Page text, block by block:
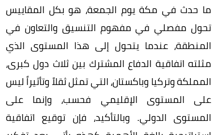
ما حدث في مكة يوم الجمعة، هو بكل المقاييس
تحول مفصلي في مفهوم التنسيق والتعاون في
المنطقة، عندما يتحول إلى هذا المستوى الذي
مثلته اتفاقية الدفاع المشترك بين ثلاث دول كبرى،
المملكة وتركيا وباكستان، التي تمثل ثقلاً وتأثيراً ليس
على المستوى الإقليمي فحسب، وإنما على
المستوى الدولي. وبالتأكيد، فإن توقيع اتفاقية